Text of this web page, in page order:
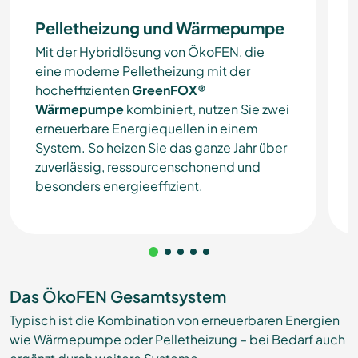
Pelletheizung und Wärmepumpe
Mit der Hybridlösung von ÖkoFEN, die
eine moderne Pelletheizung mit der
hocheffizientenGreenFOX®
Wärmepumpekombiniert, nutzen Sie zwei
erneuerbare Energiequellen in einem
System. So heizen Sie das ganze Jahr über
zuverlässig, ressourcenschonend und
besonders energieeffizient.
Das ÖkoFEN Gesamtsystem
Typisch ist die Kombination von erneuerbaren Energien
wie Wärmepumpe oder Pelletheizung – bei Bedarf auch